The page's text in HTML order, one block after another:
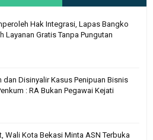
Hak Integrasi, Lapas Bangko
Layanan Gratis Tanpa Pungutan
dan Disinyalir Kasus Penipuan Bisnis
: RA Bukan Pegawai Kejati
Wali Kota Bekasi Minta ASN Terbuka